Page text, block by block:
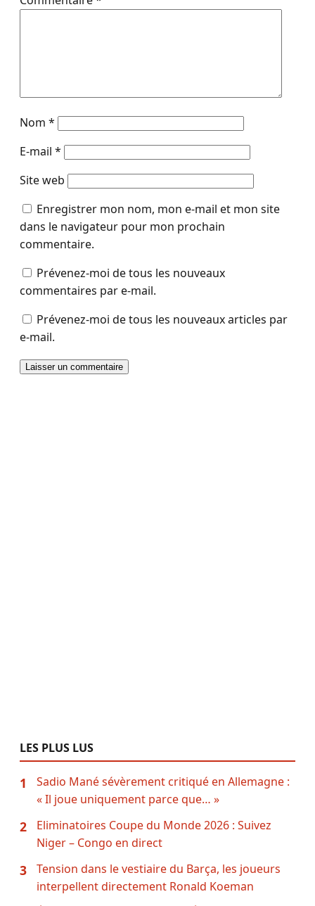
Nom *
E-mail *
Site web
Enregistrer mon nom, mon e-mail et mon site
dans le navigateur pour mon prochain
commentaire.
Prévenez-moi de tous les nouveaux
commentaires par e-mail.
Prévenez-moi de tous les nouveaux articles par
e-mail.
LES PLUS LUS
1
Sadio Mané sévèrement critiqué en Allemagne :
« Il joue uniquement parce que… »
2
Eliminatoires Coupe du Monde 2026 : Suivez
Niger – Congo en direct
3
Tension dans le vestiaire du Barça, les joueurs
interpellent directement Ronald Koeman